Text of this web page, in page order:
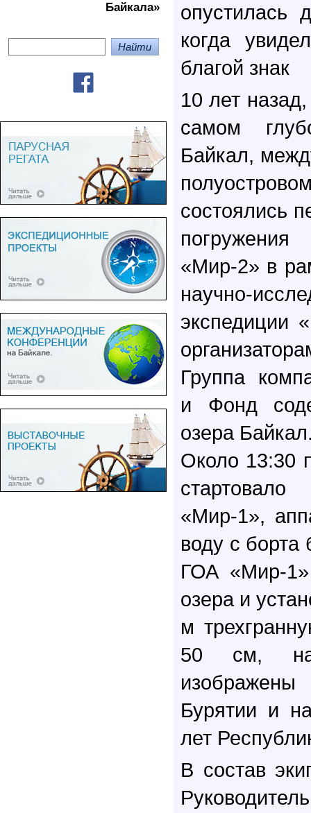
Байкала»
опустилась
когда
благой знак
10 лет
самом
Байкал,
состоялись
«Мир-2» в
научно-
экспедиции
Группа
и Фонд
озера
Около 13:30
«Мир-1»,
воду с
ГОА «Мир-
озера и
м
50 см, на
Бурятии и
лет
В состав